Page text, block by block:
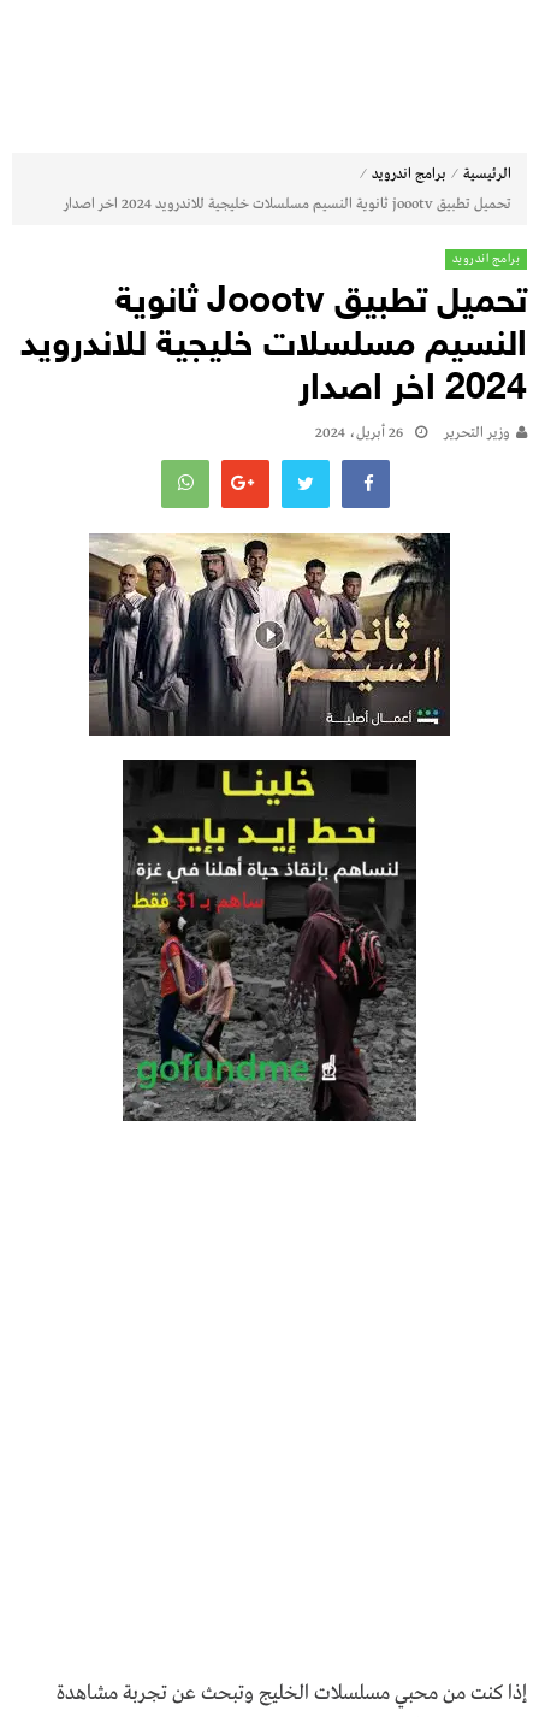
الرئيسية ⁄ برامج اندرويد ⁄
تحميل تطبيق joootv ثانوية النسيم مسلسلات خليجية للاندرويد 2024 اخر اصدار
برامج اندرويد
تحميل تطبيق Joootv ثانوية
النسيم مسلسلات خليجية للاندرويد
2024 اخر اصدار
وزير التحرير 26 أبريل، 2024
إذا كنت من محبي مسلسلات الخليج وتبحث عن تجربة مشاهدة